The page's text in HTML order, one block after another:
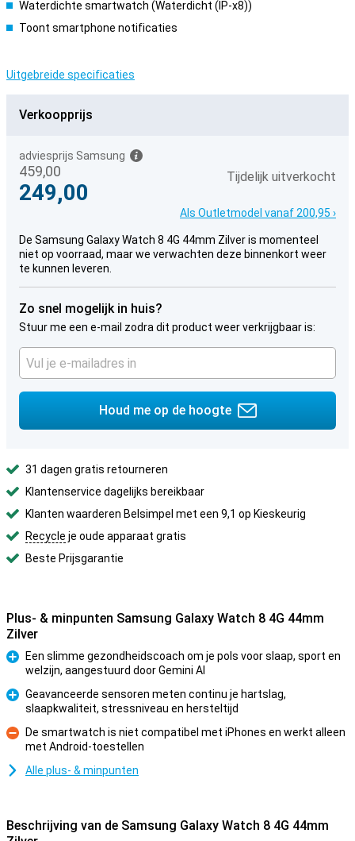
Waterdichte smartwatch (Waterdicht (IP-x8))
Toont smartphone notificaties
Uitgebreide specificaties
Verkoopprijs
459,00
adviesprijs Samsung
249,00
Tijdelijk uitverkocht
Als Outletmodel vanaf 200,95 ›
De Samsung Galaxy Watch 8 4G 44mm Zilver is momenteel
niet op voorraad, maar we verwachten deze binnenkort weer
te kunnen leveren.
Zo snel mogelijk in huis?
Stuur me een e-mail zodra dit product weer verkrijgbaar is:
Houd me op de hoogte
31 dagen gratis retourneren
Klantenservice dagelijks bereikbaar
Klanten waarderen Belsimpel met een 9,1 op Kieskeurig
Recycle je oude apparaat gratis
Beste Prijsgarantie
Plus- & minpunten Samsung Galaxy Watch 8 4G 44mm
Zilver
Pluspunt
Een slimme gezondheidscoach om je pols voor slaap, sport en
welzijn, aangestuurd door Gemini AI
Pluspunt
Geavanceerde sensoren meten continu je hartslag,
slaapkwaliteit, stressniveau en hersteltijd
Minpunt
De smartwatch is niet compatibel met iPhones en werkt alleen
met Android-toestellen
Alle plus- & minpunten
Beschrijving van de Samsung Galaxy Watch 8 4G 44mm